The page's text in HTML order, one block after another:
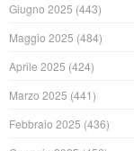
Giugno 2025 (443)
Maggio 2025 (484)
Aprile 2025 (424)
Marzo 2025 (441)
Febbraio 2025 (436)